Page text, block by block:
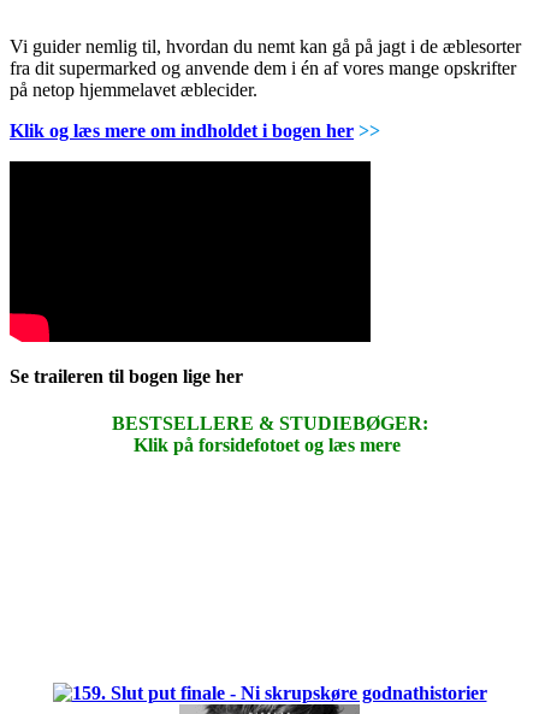
Vi guider nemlig til, hvordan du nemt kan gå på jagt i de æblesorter
fra dit supermarked og anvende dem i én af vores mange opskrifter
på netop hjemmelavet æblecider.
Klik og læs mere om indholdet i bogen her >>
Se traileren til bogen lige her
BESTSELLERE & STUDIEBØGER:
Klik på forsidefotoet og læs mere